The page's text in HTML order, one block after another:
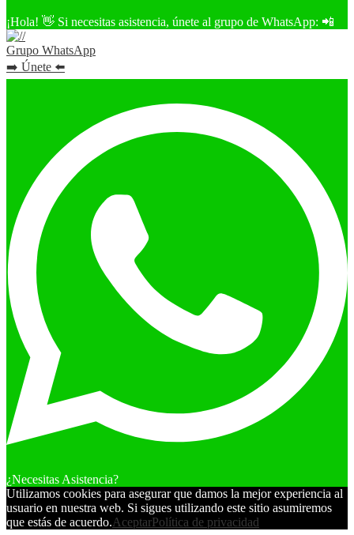
¡Hola! 👋 Si necesitas asistencia, únete al grupo de WhatsApp: 📲
Grupo WhatsApp
➡️ Únete ⬅️
¿Necesitas Asistencia?
Utilizamos cookies para asegurar que damos la mejor experiencia al
usuario en nuestra web. Si sigues utilizando este sitio asumiremos
que estás de acuerdo.AceptarPolítica de privacidad